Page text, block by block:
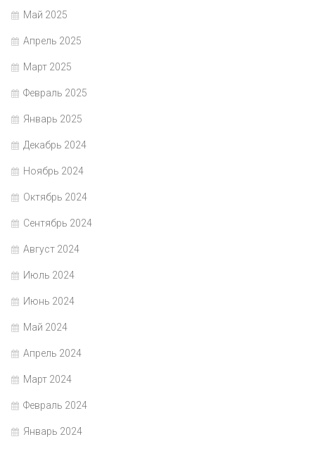
Май 2025
Апрель 2025
Март 2025
Февраль 2025
Январь 2025
Декабрь 2024
Ноябрь 2024
Октябрь 2024
Сентябрь 2024
Август 2024
Июль 2024
Июнь 2024
Май 2024
Апрель 2024
Март 2024
Февраль 2024
Январь 2024